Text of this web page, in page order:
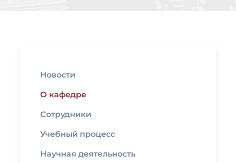
Новости
О кафедре
Сотрудники
Учебный процесс
Научная деятельность